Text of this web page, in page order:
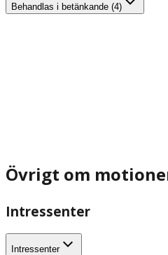
Behandlas i betänkande (4)
Övrigt om
Intressenter
Intressenter